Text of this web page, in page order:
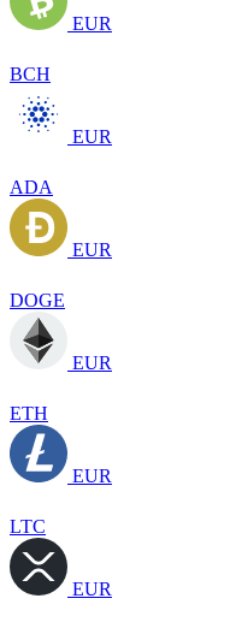
EUR
BCH
EUR
ADA
EUR
DOGE
EUR
ETH
EUR
LTC
EUR